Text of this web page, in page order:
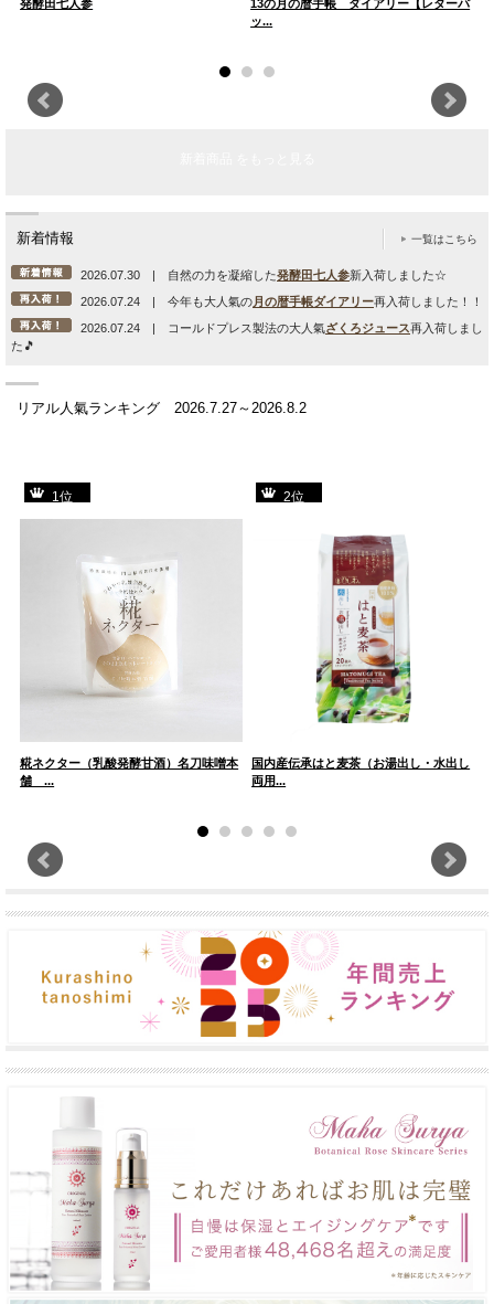
発酵田七人参
13の月の暦手帳 ダイアリー【レターパ
ッ...
新着情報 一覧はこちら
2026.07.30 | 自然の力を凝縮した発酵田七人参新入荷しました☆
2026.07.24 | 今年も大人氣の月の暦手帳ダイアリー再入荷しました！！
2026.07.24 | コールドプレス製法の大人氣ざくろジュース再入荷しまし
た🎵
リアル人氣ランキング 2026.7.27～2026.8.2
1位
糀ネクター（乳酸発酵甘酒）名刀味噌本
舗 ...
2位
国内産伝承はと麦茶（お湯出し・水出し
両用...